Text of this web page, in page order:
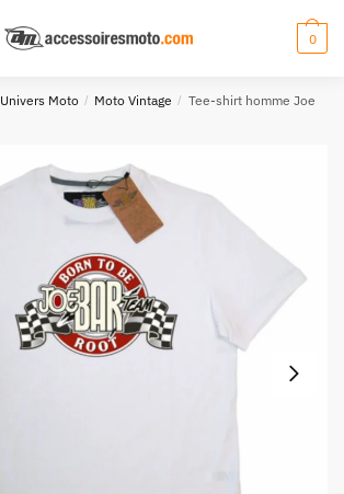
0
Univers Moto / Moto Vintage / Tee-shirt homme Joe